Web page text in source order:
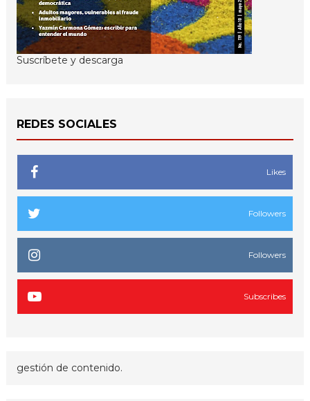
Suscríbete y descarga
REDES SOCIALES
Likes
Followers
Followers
Subscribes
gestión de contenido.